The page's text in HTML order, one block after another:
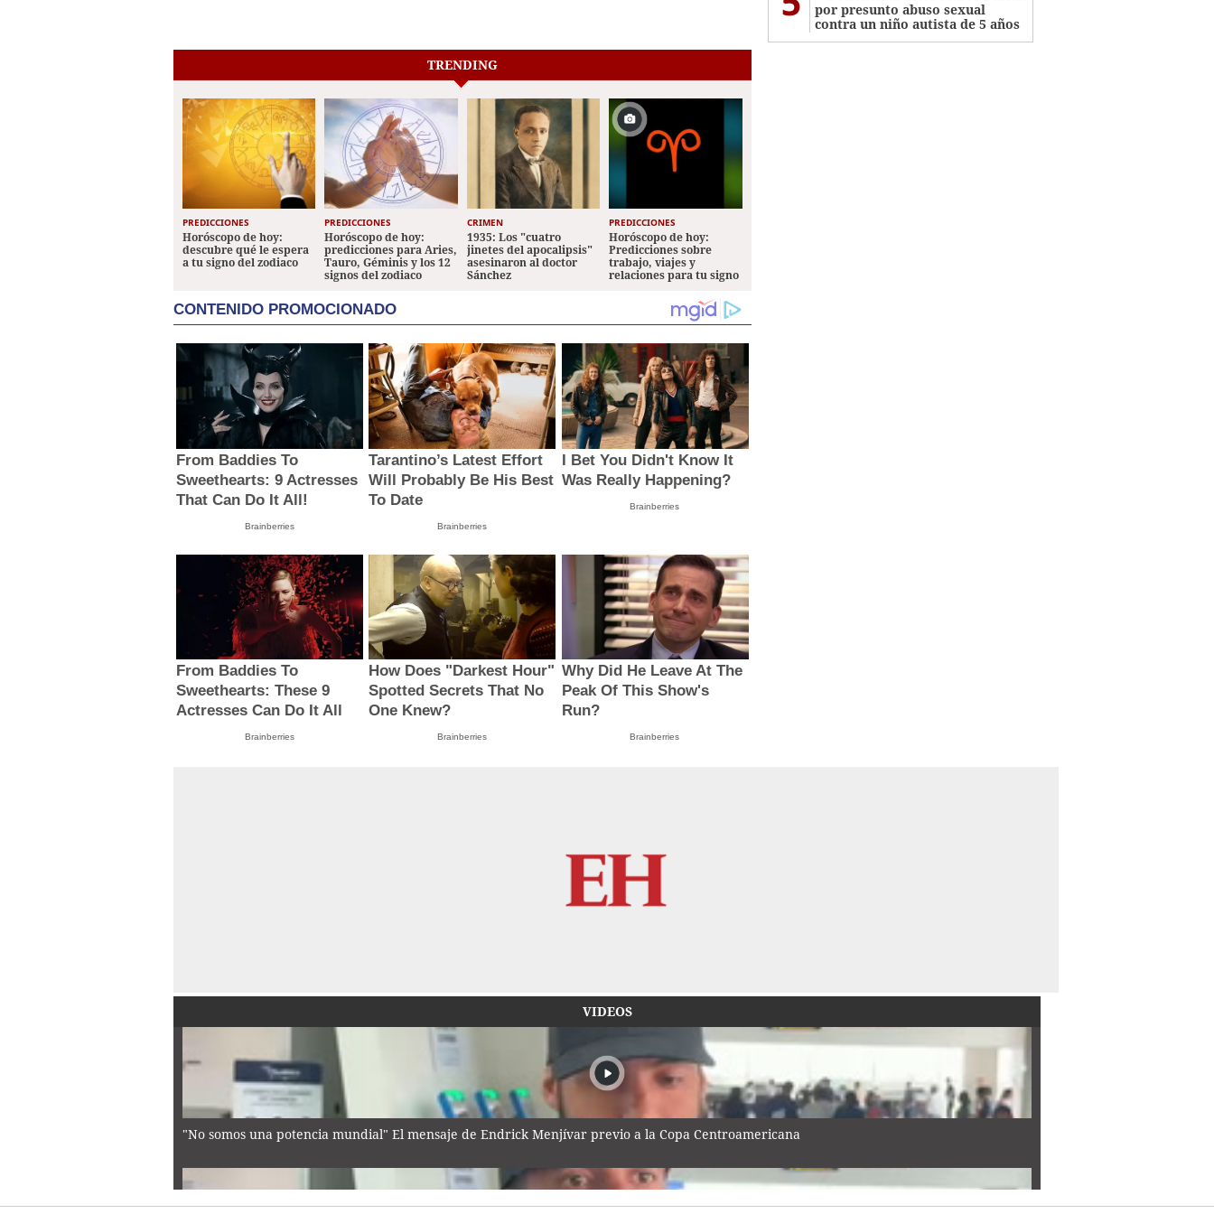
por presunto abuso sexual
contra un niño autista de 5 años
TRENDING
PREDICCIONES
Horóscopo de hoy:
descubre qué le espera
a tu signo del zodiaco
PREDICCIONES
Horóscopo de hoy:
predicciones para Aries,
Tauro, Géminis y los 12
signos del zodiaco
CRIMEN
1935: Los "cuatro
jinetes del apocalipsis"
asesinaron al doctor
Sánchez
PREDICCIONES
Horóscopo de hoy:
Predicciones sobre
trabajo, viajes y
relaciones para tu signo
CONTENIDO PROMOCIONADO
From Baddies To
Sweethearts: 9 Actresses
That Can Do It All!
Brainberries
Tarantino’s Latest Effort
Will Probably Be His Best
To Date
Brainberries
I Bet You Didn't Know It
Was Really Happening?
Brainberries
From Baddies To
Sweethearts: These 9
Actresses Can Do It All
Brainberries
How Does "Darkest Hour"
Spotted Secrets That No
One Knew?
Brainberries
Why Did He Leave At The
Peak Of This Show's
Run?
Brainberries
VIDEOS
"No somos una potencia mundial" El mensaje de Endrick Menjívar previo a la Copa Centroamericana